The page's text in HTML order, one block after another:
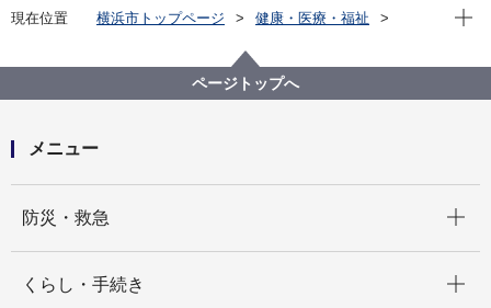
現在位置 横浜市トップページ
健康・医療・福祉
現在
ページトップへ
メニュー
防災・救急
くらし・手続き